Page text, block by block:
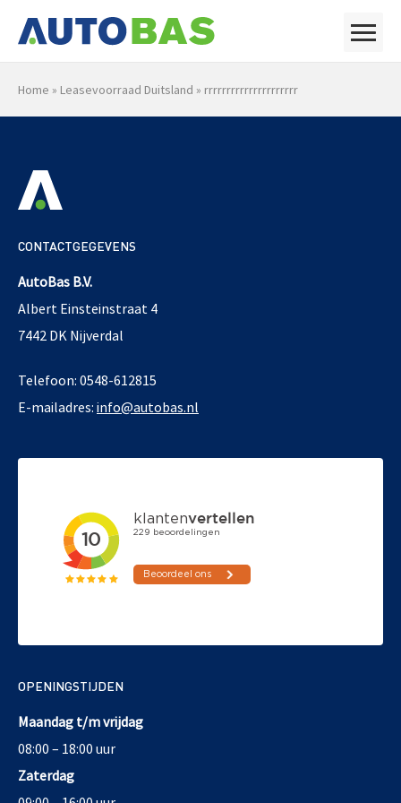
Home » Leasevoorraad Duitsland » rrrrrrrrrrrrrrrrrrrrr
CONTACTGEGEVENS
AutoBas B.V.
Albert Einsteinstraat 4
7442 DK Nijverdal
Telefoon: 0548-612815
E-mailadres: info@autobas.nl
OPENINGSTIJDEN
Maandag t/m vrijdag
08:00 – 18:00 uur
Zaterdag